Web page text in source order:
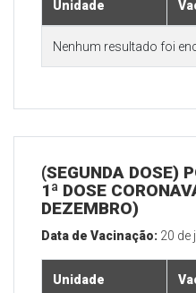
Unidade
Nenhum resultado foi
(SEGUNDA DOSE)
1ª DOSE
DEZEMBRO)
Data de Vacinação: 20 de
Unidade